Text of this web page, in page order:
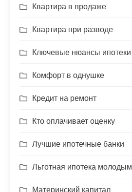
Квартира в продаже
Квартира при разводе
Ключевые нюансы ипотеки
Комфорт в однушке
Кредит на ремонт
Кто оплачивает оценку
Лучшие ипотечные банки
Льготная ипотека молодым
Материнский капитал